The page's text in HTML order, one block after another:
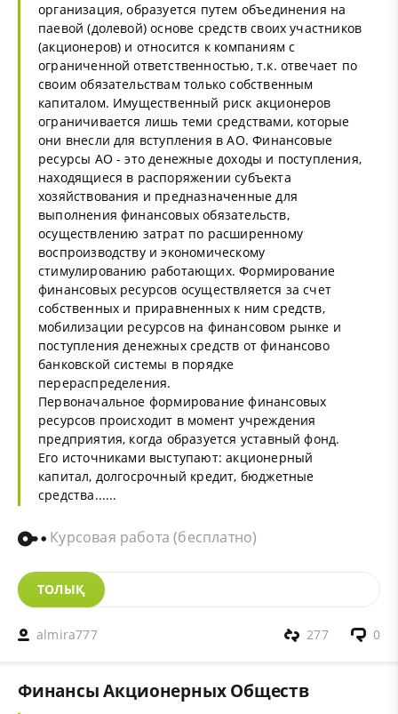
организация, образуется путем объединения на
паевой (долевой) основе средств своих участников
(акционеров) и относится к компаниям с
ограниченной ответственностью, т.к. отвечает по
своим обязательствам только собственным
капиталом. Имущественный риск акционеров
ограничивается лишь теми средствами, которые
они внесли для вступления в АО. Финансовые
ресурсы АО - это денежные доходы и поступления,
находящиеся в распоряжении субъекта
хозяйствования и предназначенные для
выполнения финансовых обязательств,
осуществлению затрат по расширенному
воспроизводству и экономическому
стимулированию работающих. Формирование
финансовых ресурсов осуществляется за счет
собственных и приравненных к ним средств,
мобилизации ресурсов на финансовом рынке и
поступления денежных средств от финансово
банковской системы в порядке
перераспределения.
Первоначальное формирование финансовых
ресурсов происходит в момент учреждения
предприятия, когда образуется уставный фонд.
Его источниками выступают: акционерный
капитал, долгосрочный кредит, бюджетные
средства......
Курсовая работа (бесплатно)
ТОЛЫҚ
almira777 0
277
Финансы Акционерных Обществ